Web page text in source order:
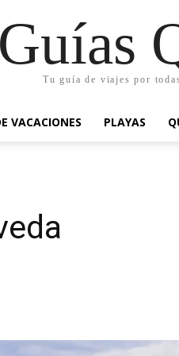
Guías
Tu guía de viajes por
VACACIONES PLAYAS